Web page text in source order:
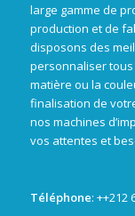
large gamme de
production et de
disposons des
personnaliser
matière ou la
finalisation de
nos machines
vos attentes et
Téléphone: ++212